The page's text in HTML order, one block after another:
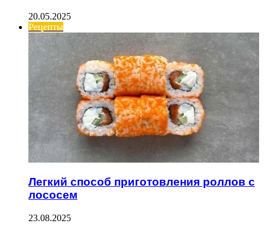
20.05.2025
Рецепты
Легкий способ приготовления роллов с
лососем
23.08.2025